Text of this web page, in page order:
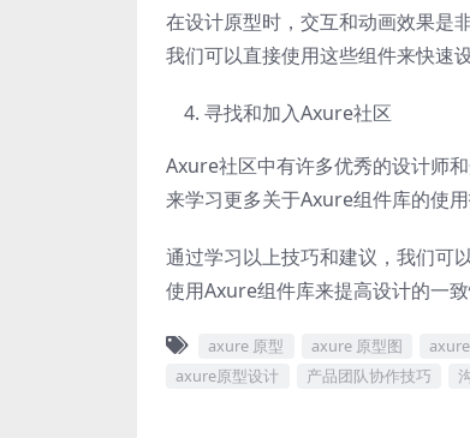
在设计原型时，交互和动画效果是
我们可以直接使用这些组件来快速
寻找和加入Axure社区
Axure社区中有许多优秀的设计师
来学习更多关于Axure组件库的使用
通过学习以上技巧和建议，我们可
使用Axure组件库来提高设计的一
axure 原型 axure 原型图
axure原型设计
产品团队协作技巧